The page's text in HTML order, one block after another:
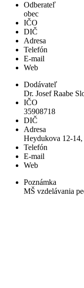
Odberateľ
obec
IČO
DIČ
Adresa
Telefón
E-mail
Web
Dodávateľ
Dr. Josef Raabe
IČO
35908718
DIČ
Adresa
Heydukova 12-14,
Telefón
E-mail
Web
Poznámka
MŠ vzdelávania